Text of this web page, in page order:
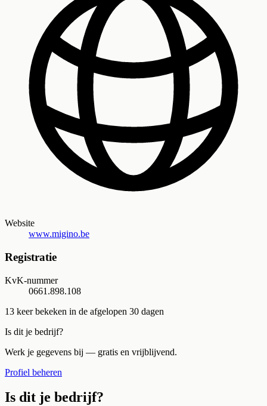
Website
www.migino.be
Registratie
KvK-nummer
0661.898.108
13 keer bekeken in de afgelopen 30 dagen
Is dit je bedrijf?
Werk je gegevens bij — gratis en vrijblijvend.
Profiel beheren
Is dit je bedrijf?